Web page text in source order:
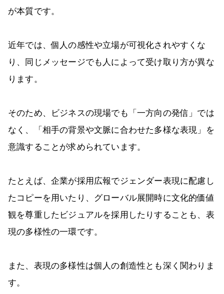
が本質です。
近年では、個人の感性や立場が可視化されやすくな
り、同じメッセージでも人によって受け取り方が異な
ります。
そのため、ビジネスの現場でも「一方向の発信」では
なく、「相手の背景や文脈に合わせた多様な表現」を
意識することが求められています。
たとえば、企業が採用広報でジェンダー表現に配慮し
たコピーを用いたり、グローバル展開時に文化的価値
観を尊重したビジュアルを採用したりすることも、表
現の多様性の一環です。
また、表現の多様性は個人の創造性とも深く関わりま
す。